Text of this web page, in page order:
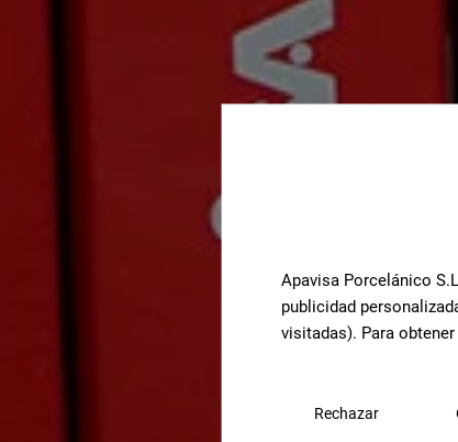
Apavisa Porcelánico
publicidad
visitadas). Para
Rechazar